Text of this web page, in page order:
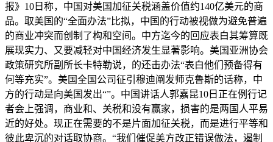
报》10日称，中国对美国加征关税涵盖价值约140亿美元的商
品。取美国的“全面办法”比拟，中国的行动被视做为避免普遍
的商业冲突而创制了构和空间。中方迄今的回应表白其筹算既
展现实力、又要减轻对中国经济发生显著影响。美国亚洲协会
政策研究所副所长卡特勒说，的还击办法“表白他们预备得有
何等充实”。美国全国公司征引穆迪阐发师克鲁斯的话称，中
方的行动是向美国发出“”。中国讲话人郭嘉昆10日正在例行记
者会上强调，商业和、关税和没有赢家，损害的是两国人平易
近的好处。现正在需要的不是片面加征关税，而是进行平等和
彼此卑沉的对话取协商。“我们催促美方改正错误做法，遏制